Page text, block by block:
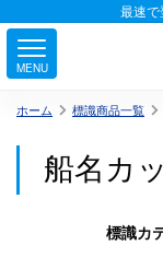
最速で
MENU
ホーム 標識商品一覧
船名カ
標識カ